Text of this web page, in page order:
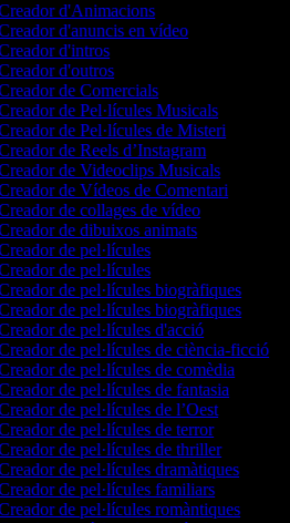
d'Animacions
d'anuncis en vídeo
d'intros
d'outros
de Comercials
de Pel·lícules Musicals
de Pel·lícules de Misteri
de Reels d’Instagram
de Videoclips Musicals
de Vídeos de Comentari
de collages de vídeo
de dibuixos animats
de pel·lícules
de pel·lícules
de pel·lícules biogràfiques
de pel·lícules biogràfiques
de pel·lícules d'acció
de pel·lícules de ciència-ficció
de pel·lícules de comèdia
de pel·lícules de fantasia
de pel·lícules de l’Oest
de pel·lícules de terror
de pel·lícules de thriller
de pel·lícules dramàtiques
de pel·lícules familiars
de pel·lícules romàntiques